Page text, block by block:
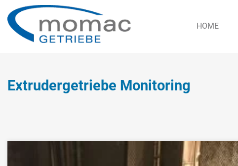
HOME
Extrudergetriebe Monitoring